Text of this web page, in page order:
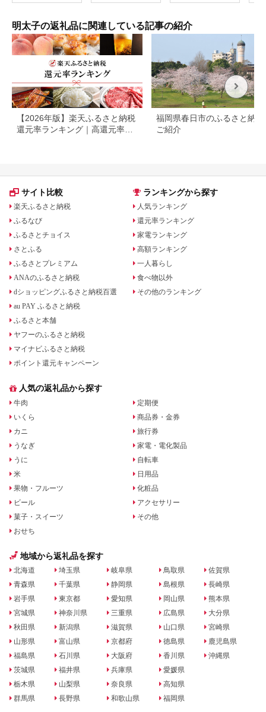
冷蔵
明太子の返礼品に関連している記事の紹介
【2026年版】楽天ふるさと納税
還元率ランキング｜高還元率返
福岡県春日市のふるさと納税
ご紹介
サイト比較
楽天ふるさと納税
ふるなび
ふるさとチョイス
さとふる
ふるさとプレミアム
ANAのふるさと納税
dショッピングふるさと納税百選
au PAY ふるさと納税
ふるさと本舗
ヤフーのふるさと納税
マイナビふるさと納税
ポイント還元キャンペーン
ランキングから探す
人気ランキング
還元率ランキング
家電ランキング
高額ランキング
一人暮らし
食べ物以外
その他のランキング
人気の返礼品から探す
牛肉
いくら
カニ
うなぎ
うに
米
果物・フルーツ
ビール
菓子・スイーツ
おせち
定期便
商品券・金券
旅行券
家電・電化製品
自転車
日用品
化粧品
アクセサリー
その他
地域から返礼品を探す
北海道
青森県
岩手県
宮城県
秋田県
山形県
福島県
茨城県
栃木県
群馬県
埼玉県
千葉県
東京都
神奈川県
新潟県
富山県
石川県
福井県
山梨県
長野県
岐阜県
静岡県
愛知県
三重県
滋賀県
京都府
大阪府
兵庫県
奈良県
和歌山県
鳥取県
島根県
岡山県
広島県
山口県
徳島県
香川県
愛媛県
高知県
福岡県
佐賀県
長崎県
熊本県
大分県
宮崎県
鹿児島県
沖縄県